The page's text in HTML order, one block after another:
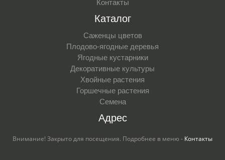
Контакты
Каталог
Саженцы цветов
Плодово-ягодные деревья
Ягодные кустарники
Декоративные культуры
Хвойные растения
Горшечные растения
Семена
Адрес
Внимание! Закрыто для посещения. Подробнее в меню - Контакты